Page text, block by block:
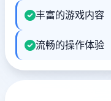
丰富的游戏内容
流畅的操作体验